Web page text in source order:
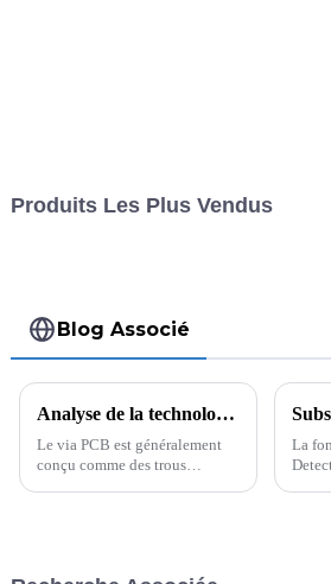
Produits Les Plus Vendus
Blog Associé
Analyse de la technologie de perçage arrière dans la conception de circuits imprimés à grande vitesse
Le via PCB est généralement
conçu comme des trous
La